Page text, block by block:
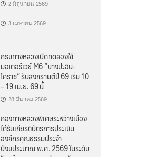
2 มิถุนายน 2569
3 เมษายน 2569
กรมทางหลวงเปิดทดลองใช้
มอเตอร์เวย์ M6 “บางปะอิน-
โคราช” รับสงกรานต์ปี 69 เริ่ม 10
– 19 เม.ย. 69 นี้
28 มีนาคม 2569
กองทางหลวงพิเศษระหว่างเมือง
ได้รับเกียรติบัตรการประเมิน
องค์กรคุณธรรมประจำ
ปีงบประมาณ พ.ศ. 2569 ในระดับ